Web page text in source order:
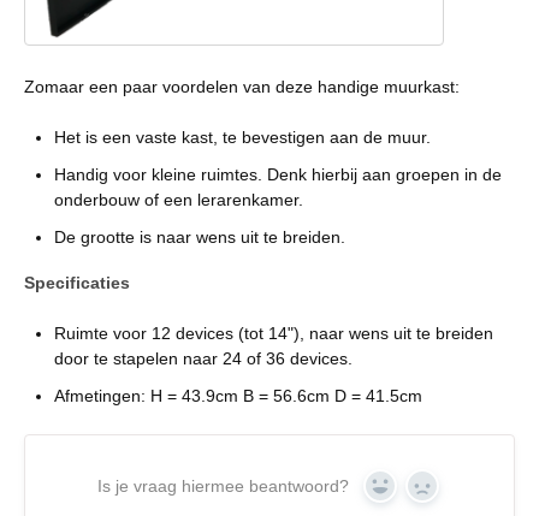
Zomaar een paar voordelen van deze handige muurkast:
Het is een vaste kast, te bevestigen aan de muur.
Handig voor kleine ruimtes. Denk hierbij aan groepen in de
onderbouw of een lerarenkamer.
De grootte is naar wens uit te breiden.
Specificaties
Ruimte voor 12 devices (tot 14"), naar wens uit te breiden
door te stapelen naar 24 of 36 devices.
Afmetingen: H = 43.9cm B = 56.6cm D = 41.5cm
Is je vraag hiermee beantwoord? Yes No